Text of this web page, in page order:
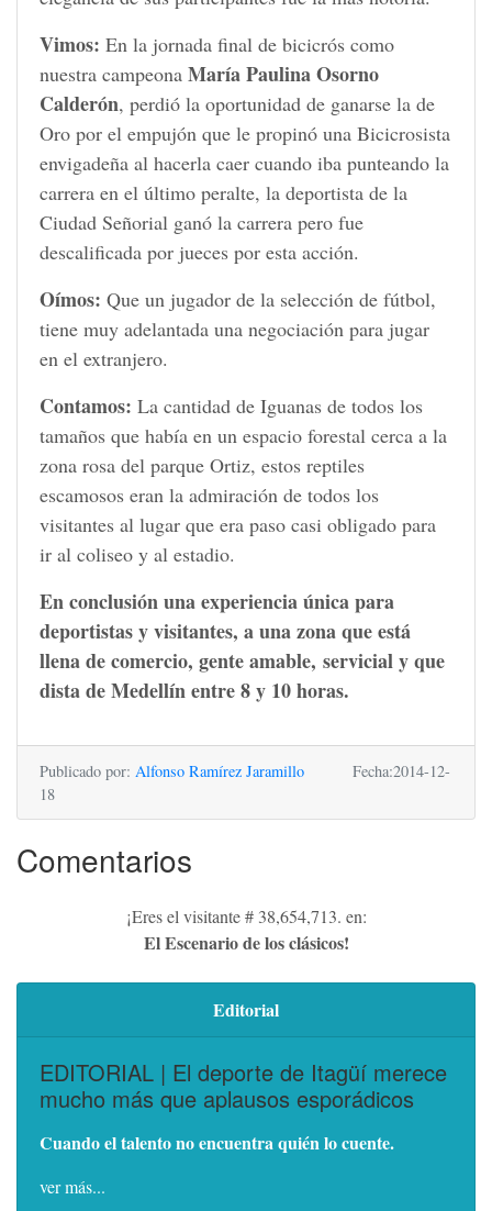
Vimos: En la jornada final de bicicrós como
nuestra campeona María Paulina Osorno
Calderón, perdió la oportunidad de ganarse la de
Oro por el empujón que le propinó una Bicicrosista
envigadeña al hacerla caer cuando iba punteando la
carrera en el último peralte, la deportista de la
Ciudad Señorial ganó la carrera pero fue
descalificada por jueces por esta acción.
Oímos: Que un jugador de la selección de fútbol,
tiene muy adelantada una negociación para jugar
en el extranjero.
Contamos: La cantidad de Iguanas de todos los
tamaños que había en un espacio forestal cerca a la
zona rosa del parque Ortiz, estos reptiles
escamosos eran la admiración de todos los
visitantes al lugar que era paso casi obligado para
ir al coliseo y al estadio.
En conclusión una experiencia única para
deportistas y visitantes, a una zona que está
llena de comercio, gente amable, servicial y que
dista de Medellín entre 8 y 10 horas.
Publicado por: Alfonso Ramírez Jaramillo Fecha:2014-12-
18
Comentarios
¡Eres el visitante # 38,654,713. en:
El Escenario de los clásicos!
Editorial
EDITORIAL | El deporte de Itagüí merece
mucho más que aplausos esporádicos
Cuando el talento no encuentra quién lo cuente.
ver más...